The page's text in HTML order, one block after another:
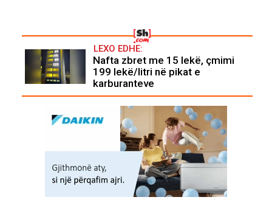
LEXO EDHE:
Nafta zbret me 15 lekë, çmimi
199 lekë/litri në pikat e
karburanteve